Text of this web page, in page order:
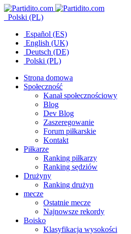
Polski (PL)
Español (ES)
English (UK)
Deutsch (DE)
Polski (PL)
Strona domowa
Społeczność
Kanał społecznościowy
Blog
Dev Blog
Zaszeregowanie
Forum piłkarskie
Kontakt
Piłkarze
Ranking piłkarzy
Ranking sędziów
Drużyny
Ranking drużyn
mecze
Ostatnie mecze
Najnowsze rekordy
Boisko
Klasyfikacja wysokości